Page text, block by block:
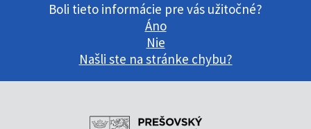
Boli tieto informácie pre vás užitočné?
Áno
Nie
Našli ste na stránke chybu?